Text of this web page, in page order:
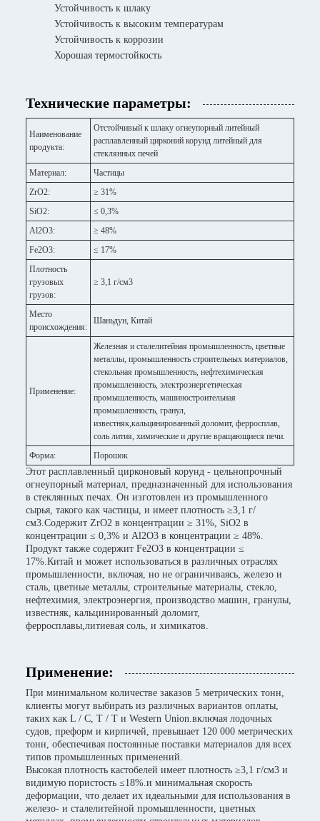
Устойчивость к шлаку
Устойчивость к высоким температурам
Устойчивость к коррозии
Хорошая термостойкость
Технические параметры:
Наименование
продукта:
Отстойчивый к шлаку огнеупорный литейный
расплавленный цирконий корунд литейный для
стеклянных печей
Материал:
Частицы
ZrO2:
≥ 31%
SiO2:
≤ 0,3%
Al2O3:
≥ 48%
Fe2O3:
≤ 17%
Плотность
грузовых
грузов:
≥ 3,1 г/см3
Место
происхождения:
Шаньдун, Китай
Применение:
Железная и сталелитейная промышленность, цветные
металлы, промышленность строительных материалов,
стекольная промышленность, нефтехимическая
промышленность, электроэнергетическая
промышленность, машиностроительная
промышленность, гранул,
известняк,кальцинированный доломит, ферросплав,
соль лития, химические и другие вращающиеся печи.
Форма:
Порошок
Этот расплавленный цирконовый корунд - цельнопрочный
огнеупорный материал, предназначенный для использования
в стеклянных печах. Он изготовлен из промышленного
сырья, такого как частицы, и имеет плотность ≥3,1 г/
см3.Содержит ZrO2 в концентрации ≥ 31%, SiO2 в
концентрации ≤ 0,3% и Al2O3 в концентрации ≥ 48%.
Продукт также содержит Fe2O3 в концентрации ≤
17%.Китай и может использоваться в различных отраслях
промышленности, включая, но не ограничиваясь, железо и
сталь, цветные металлы, строительные материалы, стекло,
нефтехимия, электроэнергия, производство машин, гранулы,
известняк, кальцинированный доломит,
ферросплавы,литиевая соль, и химикатов.
Применение:
При минимальном количестве заказов 5 метрических тонн,
клиенты могут выбирать из различных вариантов оплаты,
таких как L / C, T / T и Western Union.включая лодочных
судов, преформ и кирпичей, превышает 120 000 метрических
тонн, обеспечивая постоянные поставки материалов для всех
типов промышленных применений.
Высокая плотность кастобелей имеет плотность ≥3,1 г/см3 и
видимую пористость ≤18%.и минимальная скорость
деформации, что делает их идеальными для использования в
железо- и сталелитейной промышленности, цветных